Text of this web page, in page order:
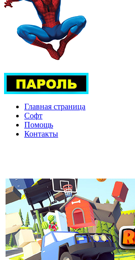
Главная страница
Софт
Помощь
Контакты